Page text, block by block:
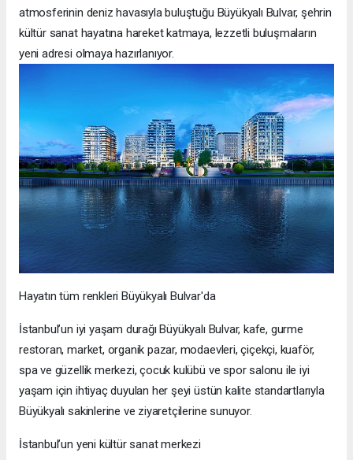
atmosferinin deniz havasıyla buluştuğu Büyükyalı Bulvar, şehrin
kültür sanat hayatına hareket katmaya, lezzetli buluşmaların
yeni adresi olmaya hazırlanıyor.
Hayatın tüm renkleri Büyükyalı Bulvar'da
İstanbul’un iyi yaşam durağı Büyükyalı Bulvar, kafe, gurme
restoran, market, organik pazar, modaevleri, çiçekçi, kuaför,
spa ve güzellik merkezi, çocuk kulübü ve spor salonu ile iyi
yaşam için ihtiyaç duyulan her şeyi üstün kalite standartlarıyla
Büyükyalı sakinlerine ve ziyaretçilerine sunuyor.
İstanbul’un yeni kültür sanat merkezi